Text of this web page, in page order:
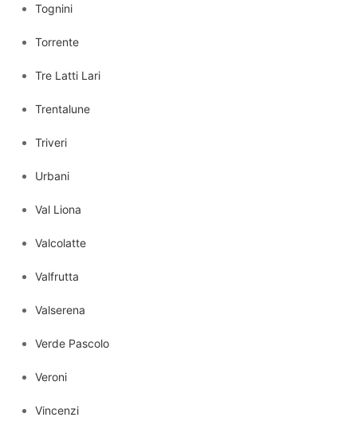
Tognini
Torrente
Tre Latti Lari
Trentalune
Triveri
Urbani
Val Liona
Valcolatte
Valfrutta
Valserena
Verde Pascolo
Veroni
Vincenzi